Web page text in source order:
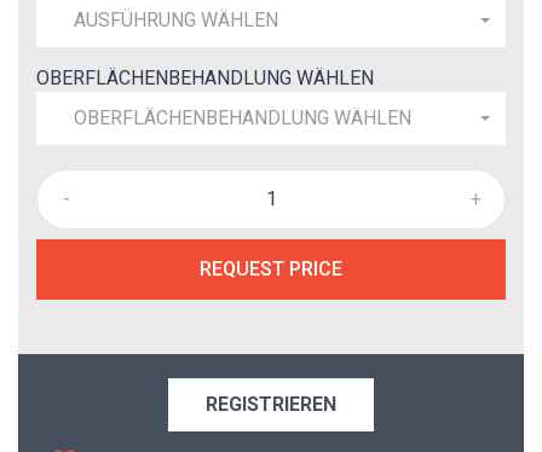
AUSFÜHRUNG WÄHLEN
OBERFLÄCHENBEHANDLUNG WÄHLEN
OBERFLÄCHENBEHANDLUNG WÄHLEN
- +
REQUEST PRICE
REGISTRIEREN